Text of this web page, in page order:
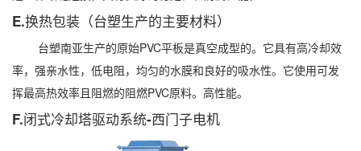
E.换热包装（台塑生产的主要材料）
台塑南亚生产的原始PVC平板是真空成型的。它具有高冷却效
率，强亲水性，低电阻，均匀的水膜和良好的吸水性。它使用可发
挥最高热效率且阻燃的阻燃PVC原料。高性能。
F.闭式冷却塔驱动系统-西门子电机